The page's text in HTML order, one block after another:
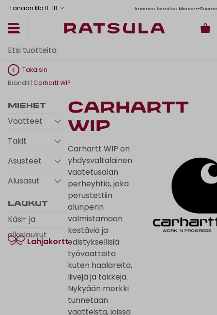
Tänään klo 11-18 Ilmainen toimitus Manner-Suomeen yli 120
Takaisin
Brändit| Carhartt WIP
Miehet
Vaatteet
Takit
Asusteet
Alusasut
Laukut
Käsi- ja
olkalaukut
Lahjakortti
Carhartt
WIP
Carhartt WIP on
yhdysvaltalainen
vaatetusalan
perheyhtiö, joka
perustettiin
alunperin
valmistamaan
kestäviä ja
edistyksellisiä
työvaatteita
kuten haalareita,
liivejä ja takkeja.
Nykyään merkki
tunnetaan
vaatteista, joissa